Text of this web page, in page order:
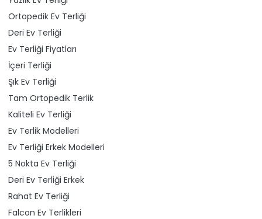
Ortopedik Ev Terliği
Deri Ev Terliği
Ev Terliği Fiyatları
İçeri Terliği
Şık Ev Terliği
Tam Ortopedik Terlik
Kaliteli Ev Terliği
Ev Terlik Modelleri
Ev Terliği Erkek Modelleri
5 Nokta Ev Terliği
Deri Ev Terliği Erkek
Rahat Ev Terliği
Falcon Ev Terlikleri